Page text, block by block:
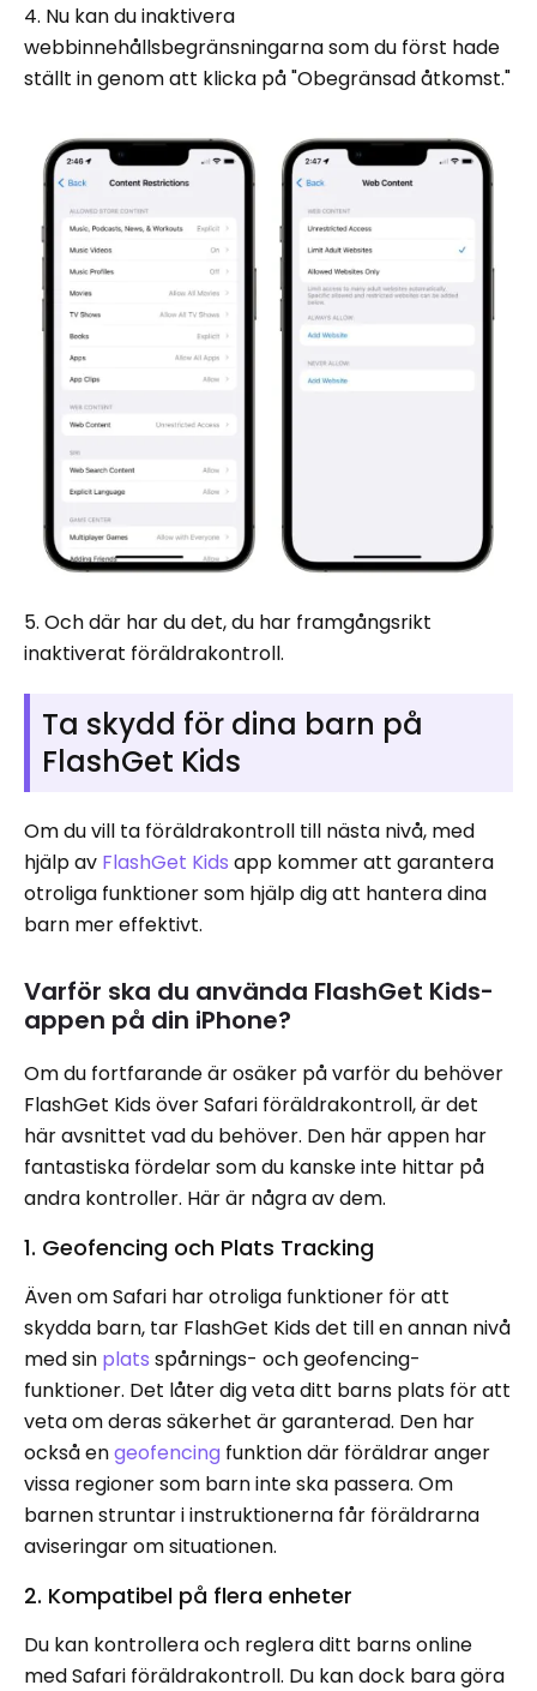
4. Nu kan du inaktivera
webbinnehållsbegränsningarna som du först hade
ställt in genom att klicka på "Obegränsad åtkomst."
5. Och där har du det, du har framgångsrikt
inaktiverat föräldrakontroll.
Ta skydd för dina barn på
FlashGet Kids
Om du vill ta föräldrakontroll till nästa nivå, med
hjälp av FlashGet Kids app kommer att garantera
otroliga funktioner som hjälp dig att hantera dina
barn mer effektivt.
Varför ska du använda FlashGet Kids-
appen på din iPhone?
Om du fortfarande är osäker på varför du behöver
FlashGet Kids över Safari föräldrakontroll, är det
här avsnittet vad du behöver. Den här appen har
fantastiska fördelar som du kanske inte hittar på
andra kontroller. Här är några av dem.
1. Geofencing och Plats Tracking
Även om Safari har otroliga funktioner för att
skydda barn, tar FlashGet Kids det till en annan nivå
med sin plats spårnings- och geofencing-
funktioner. Det låter dig veta ditt barns plats för att
veta om deras säkerhet är garanterad. Den har
också engeofencing funktion där föräldrar anger
vissa regioner som barn inte ska passera. Om
barnen struntar i instruktionerna får föräldrarna
aviseringar om situationen.
2. Kompatibel på flera enheter
Du kan kontrollera och reglera ditt barns online
med Safari föräldrakontroll. Du kan dock bara göra